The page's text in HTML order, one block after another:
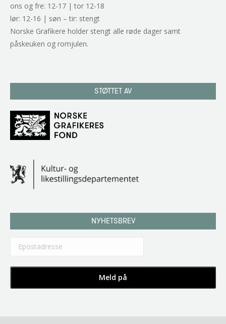
ons og fre: 12-17 | tor 12-18
lør: 12-16 | søn – tir: stengt
Norske Grafikere holder stengt alle røde dager samt
påskeuken og romjulen.
STØTTET AV
NYHETSBREV